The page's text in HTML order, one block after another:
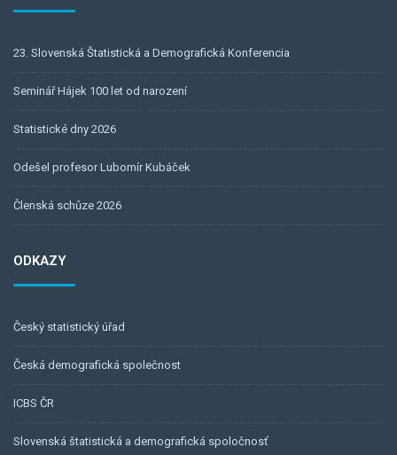
23. Slovenská Štatistická a Demografická Konferencia
Seminář Hájek 100 let od narození
Statistické dny 2026
Odešel profesor Lubomír Kubáček
Členská schůze 2026
ODKAZY
Český statistický úřad
Česká demografická společnost
ICBS ČR
Slovenská štatistická a demografická spoločnosť